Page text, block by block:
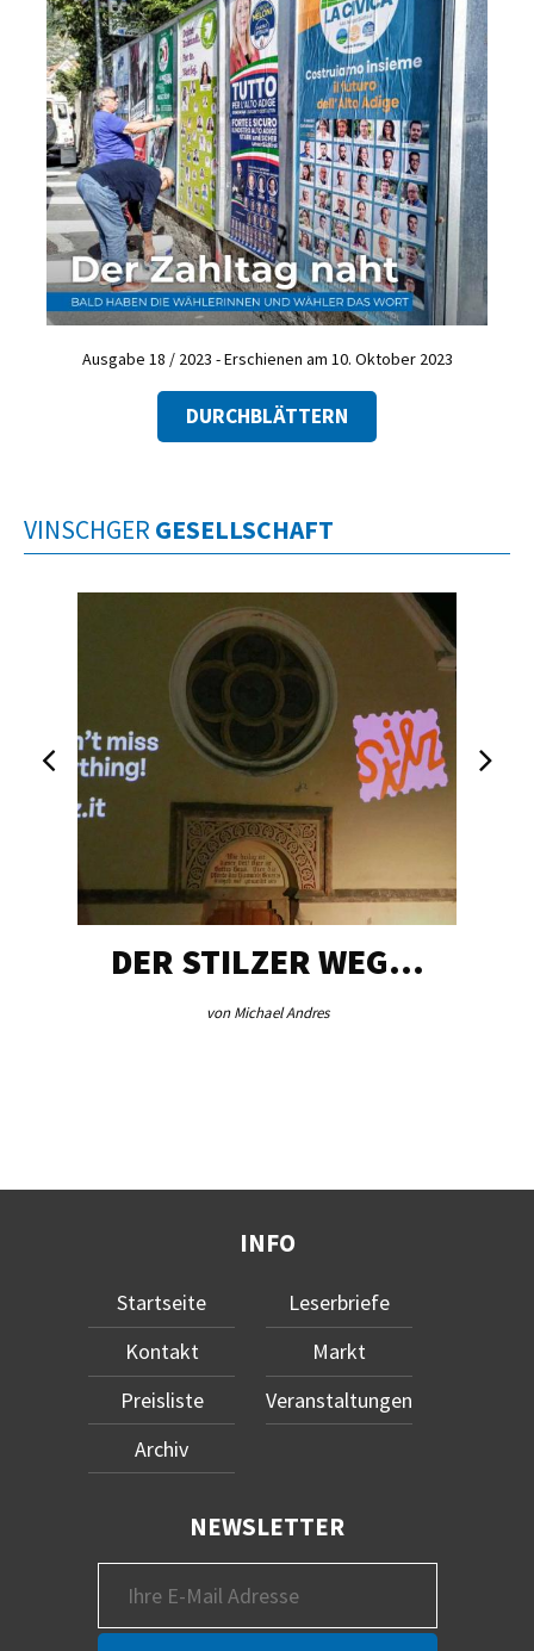
Ausgabe 18 / 2023 - Erschienen am 10. Oktober 2023
DURCHBLÄTTERN
VINSCHGER GESELLSCHAFT
DER STILZER WEG…
von Michael Andres
INFO
Startseite
Kontakt
Preisliste
Archiv
Leserbriefe
Markt
Veranstaltungen
NEWSLETTER